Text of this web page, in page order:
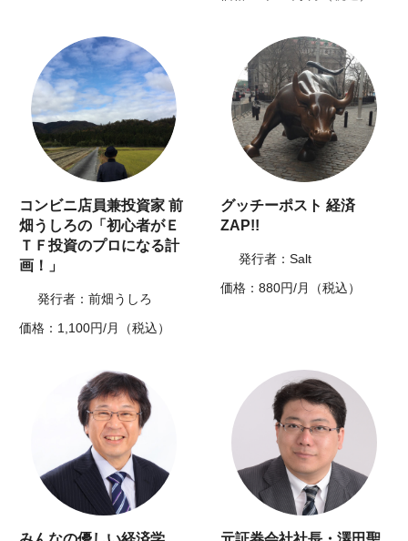
コンビニ店員兼投資家 前
畑うしろの「初心者がＥ
ＴＦ投資のプロになる計
画！」
発行者：前畑うしろ
価格：1,100円/月（税込）
グッチーポスト 経済
ZAP!!
発行者：Salt
価格：880円/月（税込）